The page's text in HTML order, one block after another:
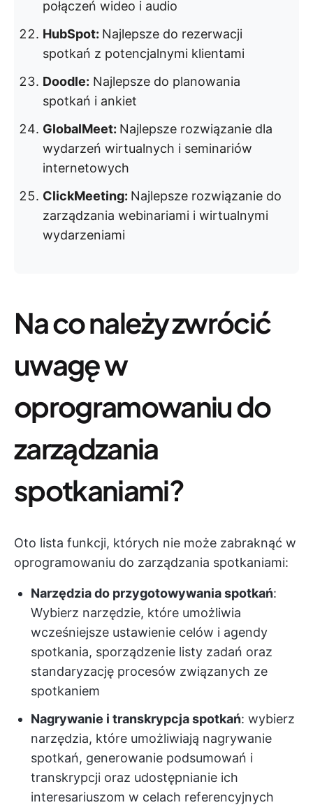
połączeń wideo i audio
HubSpot: Najlepsze do rezerwacji
spotkań z potencjalnymi klientami
Doodle: Najlepsze do planowania
spotkań i ankiet
GlobalMeet: Najlepsze rozwiązanie dla
wydarzeń wirtualnych i seminariów
internetowych
ClickMeeting: Najlepsze rozwiązanie do
zarządzania webinariami i wirtualnymi
wydarzeniami
Na co należy zwrócić
uwagę w
oprogramowaniu do
zarządzania
spotkaniami?
Oto lista funkcji, których nie może zabraknąć w
oprogramowaniu do zarządzania spotkaniami:
Narzędzia do przygotowywania spotkań:
Wybierz narzędzie, które umożliwia
wcześniejsze ustawienie celów i agendy
spotkania, sporządzenie listy zadań oraz
standaryzację procesów związanych ze
spotkaniem
Nagrywanie i transkrypcja spotkań: wybierz
narzędzia, które umożliwiają nagrywanie
spotkań, generowanie podsumowań i
transkrypcji oraz udostępnianie ich
interesariuszom w celach referencyjnych